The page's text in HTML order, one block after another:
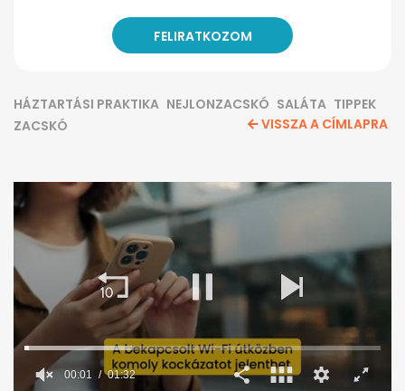
HÁZTARTÁSI PRAKTIKA NEJLONZACSKÓ SALÁTA TIPPEK
ZACSKÓ
VISSZA A CÍMLAPRA